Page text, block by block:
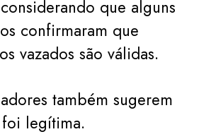
que alguns
confirmaram que
vazados são válidas.
também sugerem
legítima.